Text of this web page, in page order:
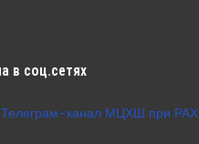
в соц.сетях
Телеграм-канал МЦХШ при РАХ